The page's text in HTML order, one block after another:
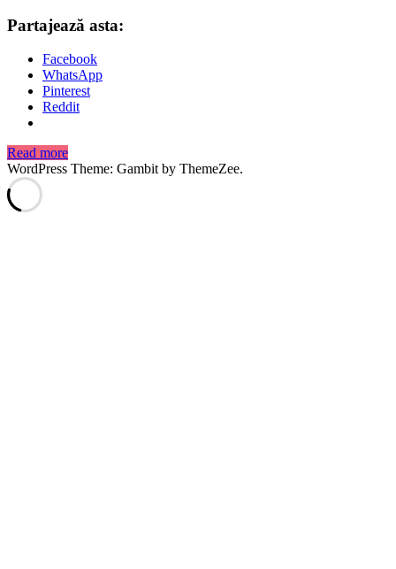
Partajează asta:
Facebook
WhatsApp
Pinterest
Reddit
Read more
WordPress Theme: Gambit by ThemeZee.